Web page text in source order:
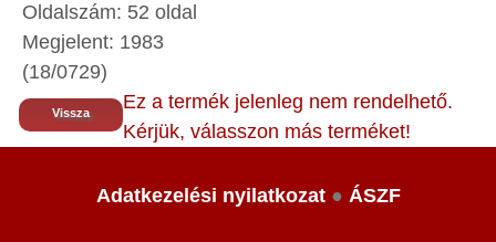
Oldalszám: 52 oldal
Megjelent: 1983
(18/0729)
Vissza
Ez a termék jelenleg nem rendelhető.
Kérjük, válasszon más terméket!
Adatkezelési nyilatkozat● ÁSZF